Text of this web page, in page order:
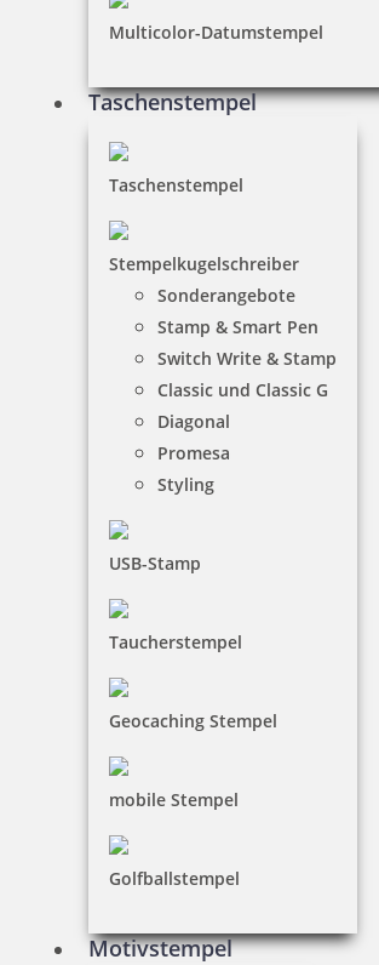
Multicolor-Datumstempel
Taschenstempel
Taschenstempel
Stempelkugelschreiber
Sonderangebote
Stamp & Smart Pen
Switch Write & Stamp
Classic und Classic G
Diagonal
Promesa
Styling
USB-Stamp
Taucherstempel
Geocaching Stempel
mobile Stempel
Golfballstempel
Motivstempel
Stempelkugelschreiber Heri 3308 Wood-
Stempelkugelschreiber Heri Stamp & Touch
Heri Mini Smartpen 4374R